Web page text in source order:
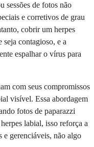
sessões de fotos não
e corretivos de grau
cobrir um herpes
contagioso, e a
espalhar o vírus para
com seus compromissos
visível. Essa abordagem
fotos de paparazzi
labial, isso reforça a
e gerenciáveis, não algo